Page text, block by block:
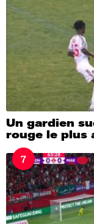
Un gardien
rouge le plus
7